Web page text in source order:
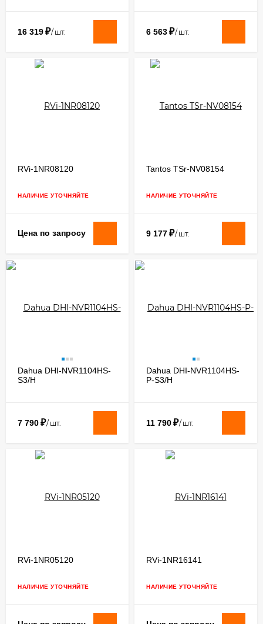
16 319₽/ шт. 6 563₽/ шт.
RVi-1NR08120
НАЛИЧИЕ УТОЧНЯЙТЕ
Цена по запросу
Tantos TSr-NV08154
НАЛИЧИЕ УТОЧНЯЙТЕ
9 177₽/ шт.
Dahua DHI-NVR1104HS-
S3/H
7 790₽/ шт.
Dahua DHI-NVR1104HS-
P-S3/H
11 790₽/ шт.
RVi-1NR05120
НАЛИЧИЕ УТОЧНЯЙТЕ
RVi-1NR16141
НАЛИЧИЕ УТОЧНЯЙТЕ